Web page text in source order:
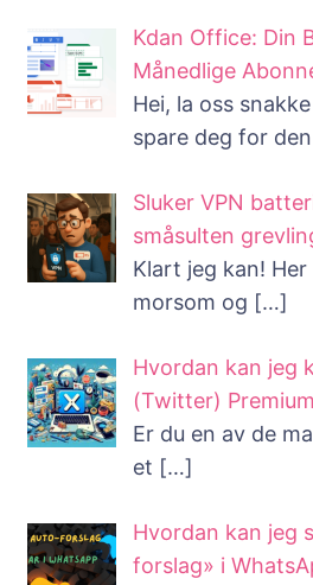
Kdan Office: Din
Månedlige
Hei, la oss
spare deg for den
Sluker VPN
småsulten
Klart jeg kan!
morsom og […]
Hvordan kan jeg
(Twitter)
Er du en av de
et […]
Hvordan kan jeg
forslag» i